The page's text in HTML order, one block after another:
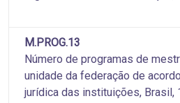
M.PROG.13
Número de programas de
unidade da federação de
jurídica das instituições, Brasil,